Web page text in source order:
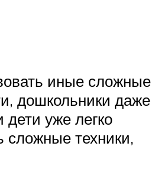
иные сложные
дошкольники даже
уже легко
сложные техники,